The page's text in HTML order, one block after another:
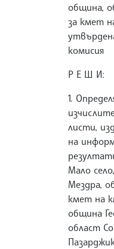
община,
за кмет
комисия
Р Е Ш И:
1.
листи,
на
Мало
Мездра,
кмет на
община
област